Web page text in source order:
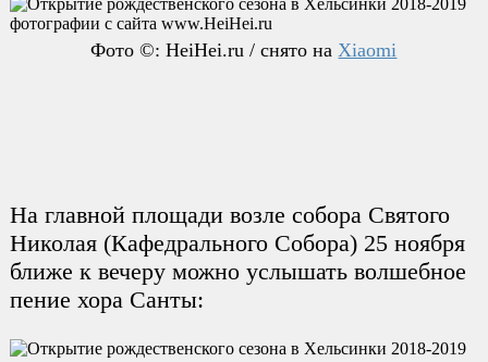
Фото ©: HeiHei.ru / снято наXiaomi
На главной площади возле собора Святого
Николая (Кафедрального Собора) 25 ноября
ближе к вечеру можно услышать волшебное
пение хора Санты: